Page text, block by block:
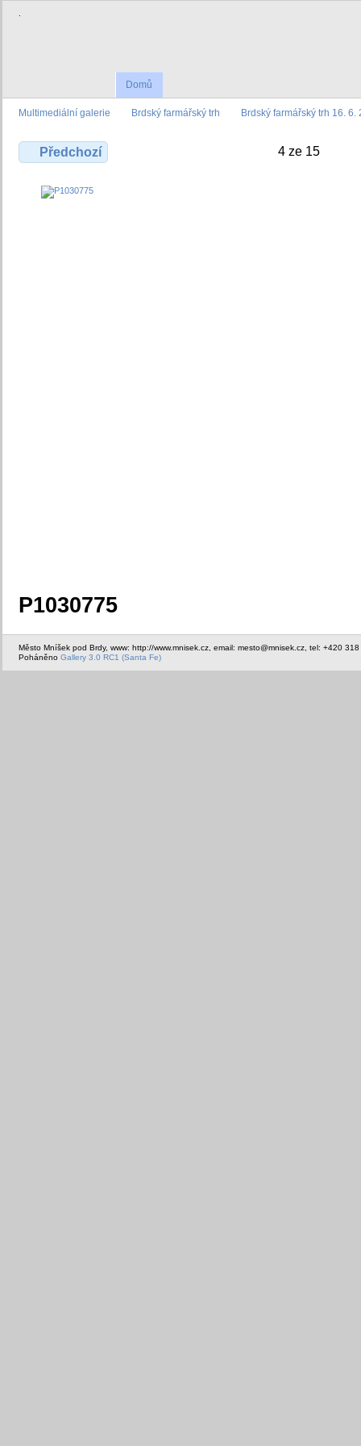
.
Domů
Multimediální galerie Brdský farmářský trh Brdský farmářský trh 16. 6.
Předchozí 4 ze 15
P1030775
Město Mníšek pod Brdy, www: http://www.mnisek.cz, email: mesto@mnisek.cz, tel: +420
Poháněno Gallery 3.0 RC1 (Santa Fe)